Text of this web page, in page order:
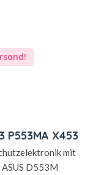
P553MA X453
mit
D553M